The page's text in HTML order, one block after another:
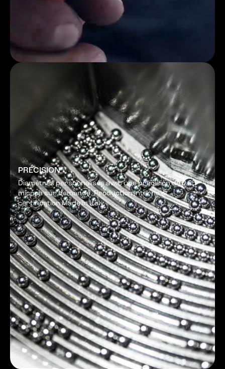
PRÉCISION
Diamètres personnalisés avec une précision de 0,25
micron sur demande. Production interne et
certification Made in Italy.